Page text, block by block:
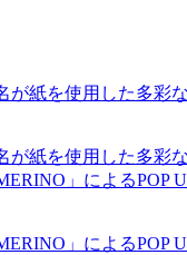
紙を使用した多彩
紙を使用した多彩
」によるPOP
」によるPOP